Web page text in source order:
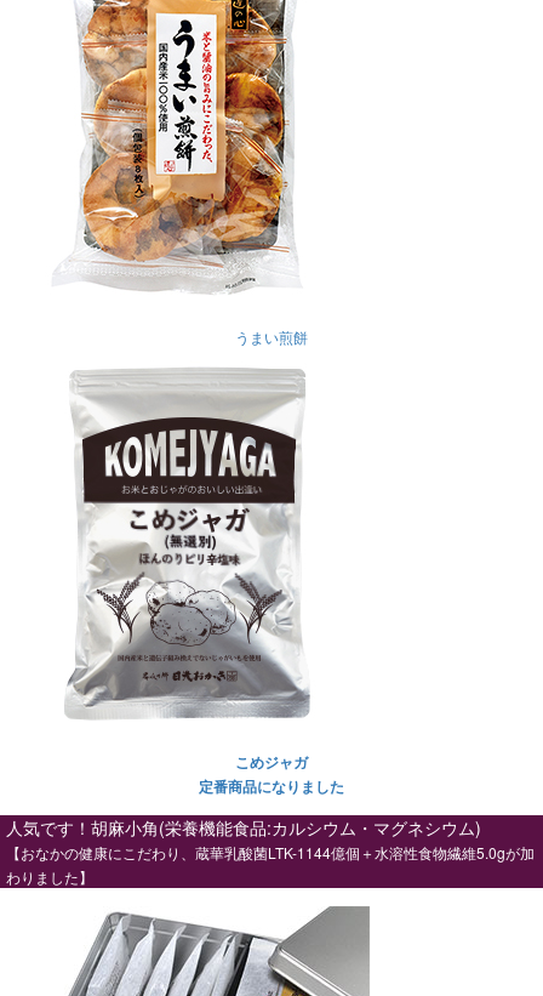
うまい煎餅
​​​​​​​こめジャガ
定番商品になりました
人気です！胡麻小角(栄養機能食品:カルシウム・マグネシウム)
【おなかの健康にこだわり、蔵華乳酸菌LTK-1144億個＋水溶性食物繊維5.0gが加
わりました】